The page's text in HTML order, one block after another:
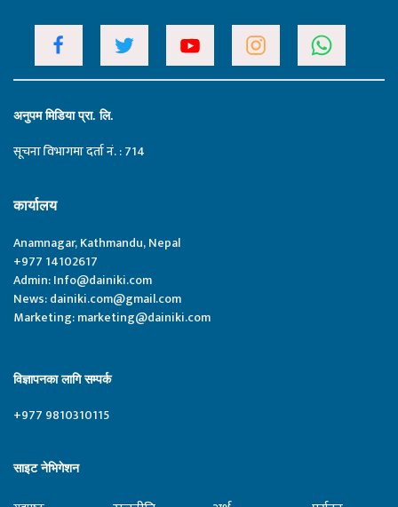
अनुपम मिडिया प्रा. लि.
सूचना विभागमा दर्ता नं. : 714
कार्यालय
Anamnagar, Kathmandu, Nepal
+977 14102617
Admin:Info@dainiki.com
News:dainiki.com@gmail.com
Marketing:marketing@dainiki.com
विज्ञापनका लागि सम्पर्क
+977 9810310115
साइट नेभिगेशन